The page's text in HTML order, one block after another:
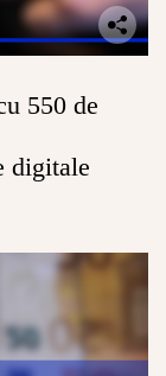
550 de
digitale